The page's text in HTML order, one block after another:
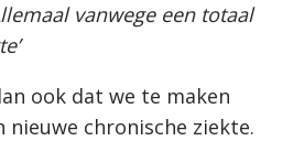
vanwege een totaal
ook dat we te maken
nieuwe chronische ziekte.